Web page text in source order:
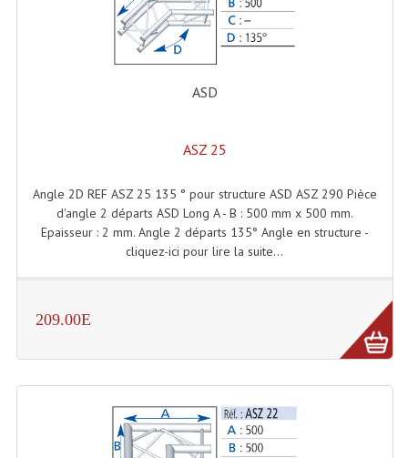
Enceintes Et Caissons Basses
Packs Sono
Retours De Scène
Caisson De Basse Amplifié
Enceintes Hifi
ASD
ASZ 25
Angle 2D REF ASZ 25 135 ° pour structure ASD ASZ 290 Pièce
d'angle 2 départs ASD Long A - B : 500 mm x 500 mm.
Epaisseur : 2 mm. Angle 2 départs 135° Angle en structure -
cliquez-ici pour lire la suite...
209.00E